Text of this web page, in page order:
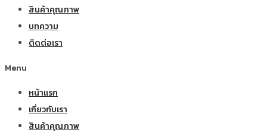
สินค้าคุณภาพ
บทความ
ติดต่อเรา
Menu
หน้าแรก
เกี่ยวกับเรา
สินค้าคุณภาพ